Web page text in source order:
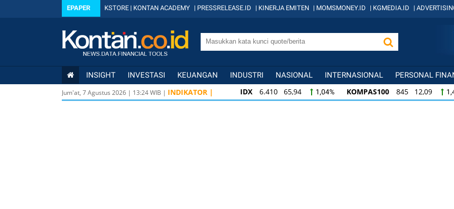
EPAPER KSTORE | KONTAN ACADEMY | PRESSRELEASE.ID | KINERJA EMITEN | MOMSMONEY.ID | KGMEDIA.ID |
INSIGHT INVESTASI KEUANGAN INDUSTRI NASIONAL INTERNASIONAL PERSONAL
Jum'at, 7 Agustus 2026 | 13:24WIB | INDIKATOR | IDX 6.410 65,94 1,04% KOMPAS100 845 12,09
KOMPAS100
845 12,09 1,45% LQ45 640 9,44